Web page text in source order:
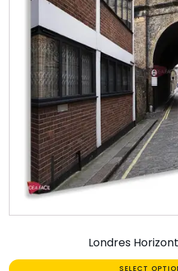
Londres
SELECT